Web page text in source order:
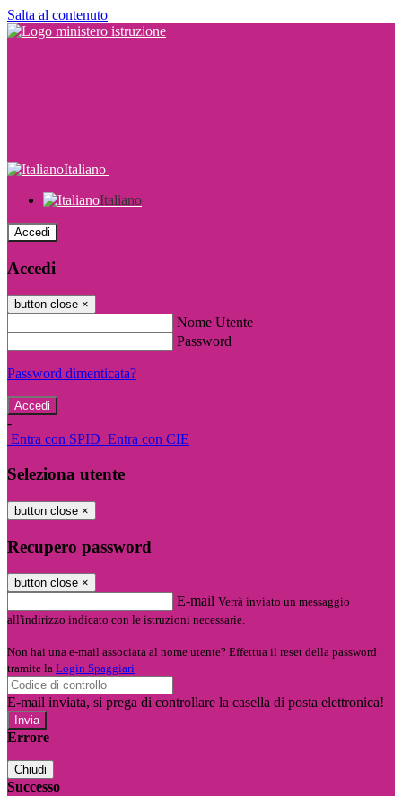
Salta al contenuto
Italiano
Italiano
Accedi
Accedi
button close ×
Nome Utente
Password
Password dimenticata?
-
Entra con SPID Entra con CIE
Seleziona utente
button close ×
Recupero password
button close ×
E-mail Verrà inviato un messaggio
all'indirizzo indicato con le istruzioni necessarie.
Non hai una e-mail associata al nome utente? Effettua il reset della password
tramite la Login Spaggiari
E-mail inviata, si prega di controllare la casella di posta elettronica!
Errore
Chiudi
Successo